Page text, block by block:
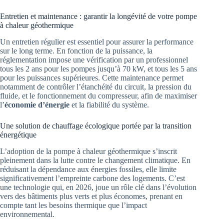
Entretien et maintenance : garantir la longévité de votre pompe
à chaleur géothermique
Un entretien régulier est essentiel pour assurer la performance
sur le long terme. En fonction de la puissance, la
réglementation impose une vérification par un professionnel
tous les 2 ans pour les pompes jusqu’à 70 kW, et tous les 5 ans
pour les puissances supérieures. Cette maintenance permet
notamment de contrôler l’étanchéité du circuit, la pression du
fluide, et le fonctionnement du compresseur, afin de maximiser
l’économie d’énergie et la fiabilité du système.
Une solution de chauffage écologique portée par la transition
énergétique
L’adoption de la pompe à chaleur géothermique s’inscrit
pleinement dans la lutte contre le changement climatique. En
réduisant la dépendance aux énergies fossiles, elle limite
significativement l’empreinte carbone des logements. C’est
une technologie qui, en 2026, joue un rôle clé dans l’évolution
vers des bâtiments plus verts et plus économes, prenant en
compte tant les besoins thermique que l’impact
environnemental.